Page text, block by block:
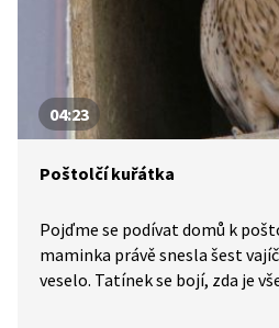
04:23
Poštolčí kuřátka
Pojďme se podívat domů k
maminka právě snesla šest
veselo. Tatínek se bojí, zda je